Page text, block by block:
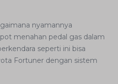
nyamannya
menahan pedal gas dalam
seperti ini bisa
Fortuner dengan sistem